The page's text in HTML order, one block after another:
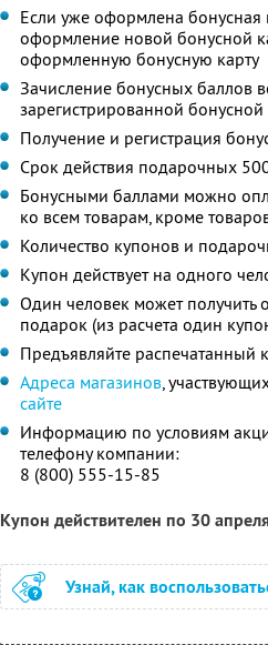
Если уже оформлена бонусная
оформление новой бонусной
оформленную бонусную карту
Зачисление бонусных баллов
зарегистрированной
Получение и регистрация
Срок действия подарочных
Бонусными баллами можно
ко всем товарам, кроме
Количество купонов и
Купон действует на одного
Один человек может получить
подарок (из расчета один
Предъявляйте распечатанный
Адреса магазинов,
сайте
Информацию по условиям
телефону компании:
8 (800) 555-15-85
Купон действителен по 30
Узнай, как